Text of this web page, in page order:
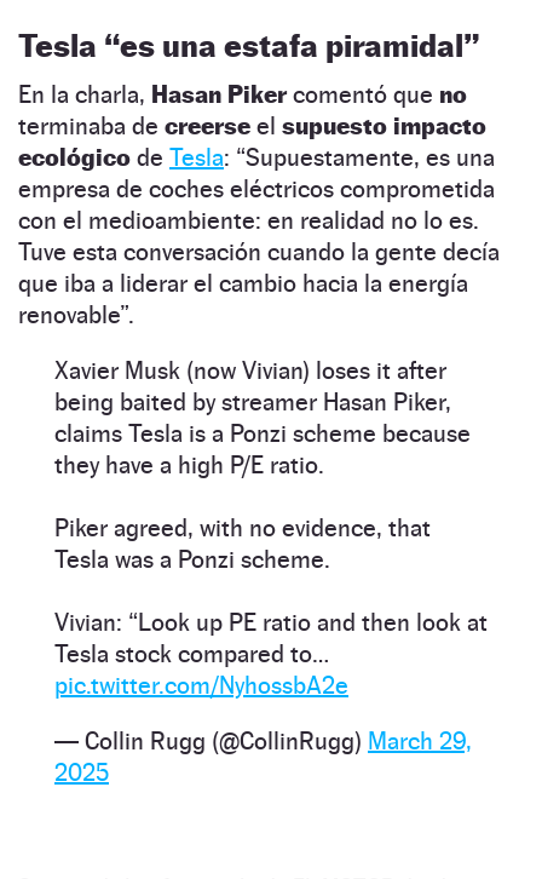
Tesla “es una estafa piramidal”
En la charla, Hasan Pikercomentó que no
terminaba de creerse el supuesto impacto
ecológico de Tesla: “Supuestamente, es una
empresa de coches eléctricos comprometida
con el medioambiente: en realidad no lo es.
Tuve esta conversación cuando la gente decía
que iba a liderar el cambio hacia la energía
renovable”.
Xavier Musk (now Vivian) loses it after
being baited by streamer Hasan Piker,
claims Tesla is a Ponzi scheme because
they have a high P/E ratio.
Piker agreed, with no evidence, that
Tesla was a Ponzi scheme.
Vivian: “Look up PE ratio and then look at
Tesla stock compared to…
pic.twitter.com/NyhossbA2e
— Collin Rugg (@CollinRugg) March 29,
2025